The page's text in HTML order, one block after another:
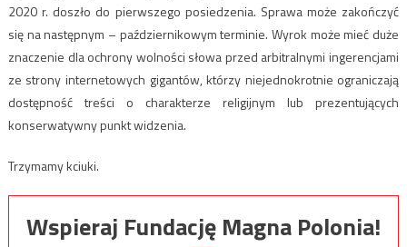
2020 r. doszło do pierwszego posiedzenia. Sprawa może zakończyć
się na następnym – październikowym terminie. Wyrok może mieć duże
znaczenie dla ochrony wolności słowa przed arbitralnymi ingerencjami
ze strony internetowych gigantów, którzy niejednokrotnie ograniczają
dostępność treści o charakterze religijnym lub prezentujących
konserwatywny punkt widzenia.
Trzymamy kciuki.
Wspieraj Fundację Magna Polonia!